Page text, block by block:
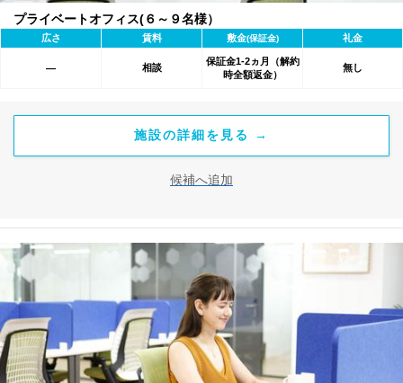
プライベートオフィス(６～９名様）
広さ 賃料 敷金(保証金) 礼金
― 相談
保証金1-2ヵ月（解約
時全額返金）
無し
施設の詳細を見る →
候補へ追加